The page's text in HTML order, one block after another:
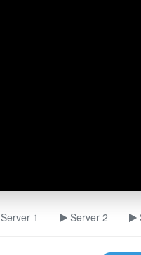
Server 1 Server 2